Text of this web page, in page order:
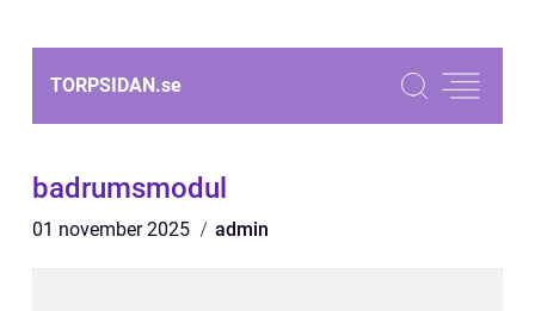
TORPSIDAN.se
badrumsmodul
01 november 2025 admin